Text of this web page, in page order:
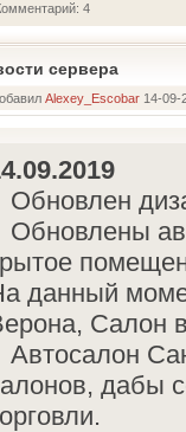
4
сервера
Alexey_Escobar 14-09-
Обновлен
Обновлены
данный
Салон
Автосалон
дабы